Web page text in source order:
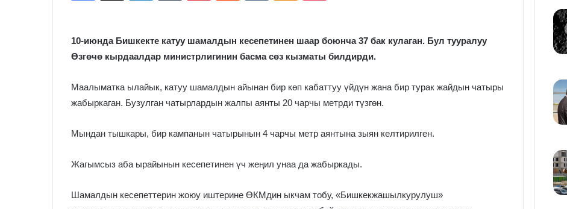
10-июнда Бишкекте катуу шамалдын кесепетинен шаар боюнча 37 бак кулаган. Бул тууралуу
Өзгөчө кырдаалдар министрлигинин басма сөз кызматы билдирди.
Маалыматка ылайык, катуу шамалдын айынан бир көп кабаттуу үйдүн жана бир турак жайдын чатыры
жабыркаган. Бузулган чатырлардын жалпы аянты 20 чарчы метрди түзгөн.
Мындан тышкары, бир кампанын чатырынын 4 чарчы метр аянтына зыян келтирилген.
Жагымсыз аба ырайынын кесепетинен үч жеңил унаа да жабыркады.
Шамалдын кесепеттерин жоюу иштерине ӨКМдин ыкчам тобу, «Бишкекжашылкурулуш»